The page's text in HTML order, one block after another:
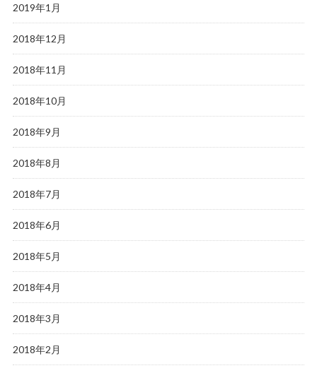
2019年1月
2018年12月
2018年11月
2018年10月
2018年9月
2018年8月
2018年7月
2018年6月
2018年5月
2018年4月
2018年3月
2018年2月